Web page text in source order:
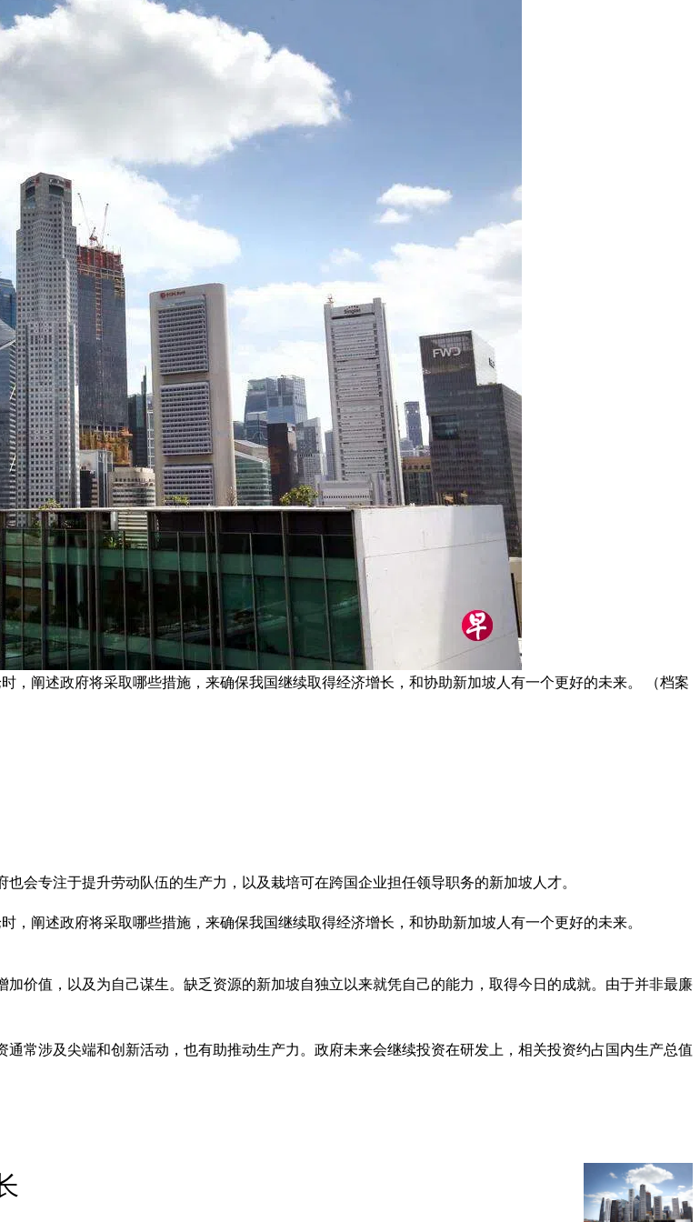
，阐述政府将采取哪些措施，来确保我国继续取得经济增长，和协助新加坡人有一个更好的未来。 （档案
会专注于提升劳动队伍的生产力，以及栽培可在跨国企业担任领导职务的新加坡人才。
，阐述政府将采取哪些措施，来确保我国继续取得经济增长，和协助新加坡人有一个更好的未来。
价值，以及为自己谋生。缺乏资源的新加坡自独立以来就凭自己的能力，取得今日的成就。由于并非最廉
常涉及尖端和创新活动，也有助推动生产力。政府未来会继续投资在研发上，相关投资约占国内生产总值